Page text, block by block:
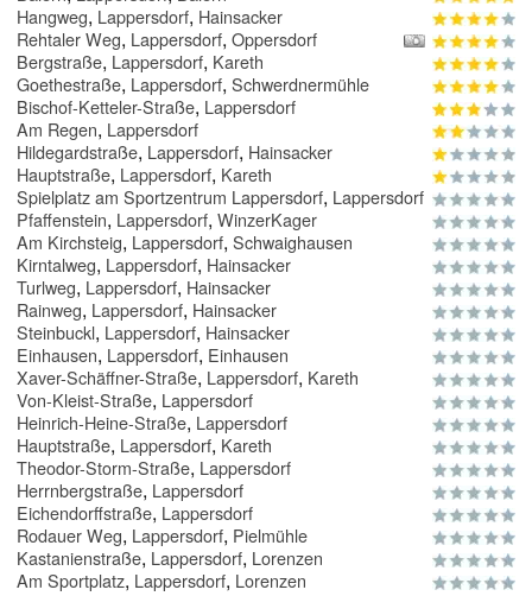
Hangweg, Lappersdorf, Hainsacker
Rehtaler Weg, Lappersdorf, Oppersdorf
Bergstraße, Lappersdorf, Kareth
Goethestraße, Lappersdorf, Schwerdnermühle
Bischof-Ketteler-Straße, Lappersdorf
Am Regen, Lappersdorf
Hildegardstraße, Lappersdorf, Hainsacker
Hauptstraße, Lappersdorf, Kareth
Spielplatz am Sportzentrum Lappersdorf, Lappersdorf
Pfaffenstein, Lappersdorf, WinzerKager
Am Kirchsteig, Lappersdorf, Schwaighausen
Kirntalweg, Lappersdorf, Hainsacker
Turlweg, Lappersdorf, Hainsacker
Rainweg, Lappersdorf, Hainsacker
Steinbuckl, Lappersdorf, Hainsacker
Einhausen, Lappersdorf, Einhausen
Xaver-Schäffner-Straße, Lappersdorf, Kareth
Von-Kleist-Straße, Lappersdorf
Heinrich-Heine-Straße, Lappersdorf
Hauptstraße, Lappersdorf, Kareth
Theodor-Storm-Straße, Lappersdorf
Herrnbergstraße, Lappersdorf
Eichendorffstraße, Lappersdorf
Rodauer Weg, Lappersdorf, Pielmühle
Kastanienstraße, Lappersdorf, Lorenzen
Am Sportplatz, Lappersdorf, Lorenzen